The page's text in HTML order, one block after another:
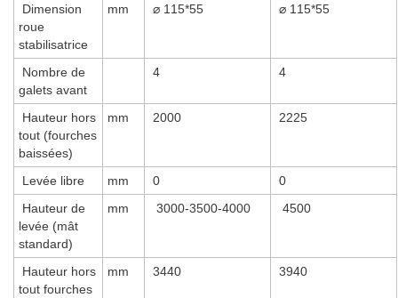
Dimension
roue
stabilisatrice
mm ⌀ 115*55 ⌀ 115*55
Nombre de
galets avant
4 4
Hauteur hors
tout (fourches
baissées)
mm 2000 2225
Levée libre mm 0
0
Hauteur de
levée (mât
standard)
mm 3000-3500-4000 4500
Hauteur hors
tout fourches
mm 3440 3940